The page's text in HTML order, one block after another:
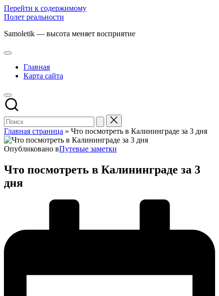
Перейти к содержимому
Полет реальности
Samoletik — высота меняет восприятие
Главная
Карта сайта
Главная страница » Что посмотреть в Калининграде за 3 дня
Опубликовано вПутевые заметки
Что посмотреть в Калининграде за 3
дня